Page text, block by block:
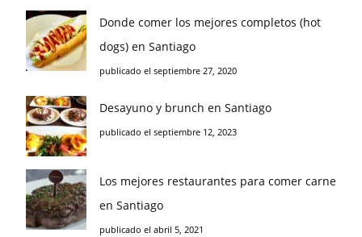
Donde comer los mejores completos (hot
dogs) en Santiago
publicado el septiembre 27, 2020
Desayuno y brunch en Santiago
publicado el septiembre 12, 2023
Los mejores restaurantes para comer carne
en Santiago
publicado el abril 5, 2021